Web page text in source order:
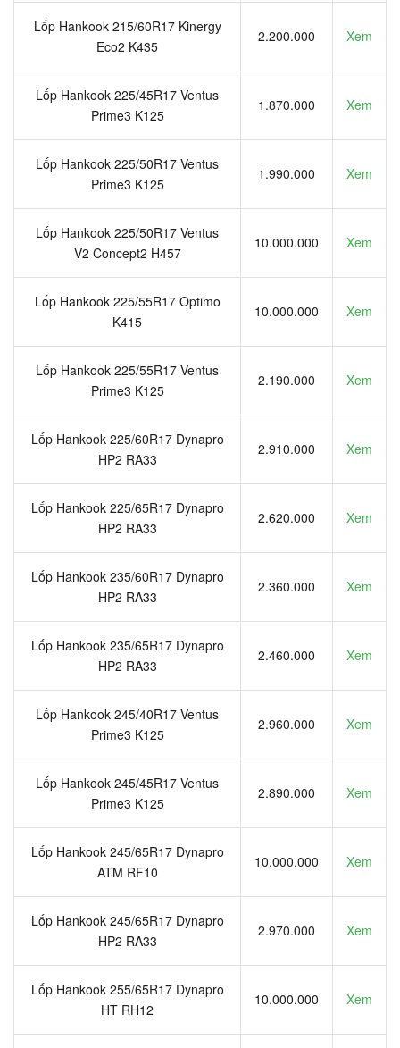
Lốp Hankook 215/60R17 Kinergy
Eco2 K435
2.200.000 Xem
Lốp Hankook 225/45R17 Ventus
Prime3 K125
1.870.000 Xem
Lốp Hankook 225/50R17 Ventus
Prime3 K125
1.990.000 Xem
Lốp Hankook 225/50R17 Ventus
V2 Concept2 H457
10.000.000 Xem
Lốp Hankook 225/55R17 Optimo
K415
10.000.000 Xem
Lốp Hankook 225/55R17 Ventus
Prime3 K125
2.190.000 Xem
Lốp Hankook 225/60R17 Dynapro
HP2 RA33
2.910.000 Xem
Lốp Hankook 225/65R17 Dynapro
HP2 RA33
2.620.000 Xem
Lốp Hankook 235/60R17 Dynapro
HP2 RA33
2.360.000 Xem
Lốp Hankook 235/65R17 Dynapro
HP2 RA33
2.460.000 Xem
Lốp Hankook 245/40R17 Ventus
Prime3 K125
2.960.000 Xem
Lốp Hankook 245/45R17 Ventus
Prime3 K125
2.890.000 Xem
Lốp Hankook 245/65R17 Dynapro
ATM RF10
10.000.000 Xem
Lốp Hankook 245/65R17 Dynapro
HP2 RA33
2.970.000 Xem
Lốp Hankook 255/65R17 Dynapro
HT RH12
10.000.000 Xem